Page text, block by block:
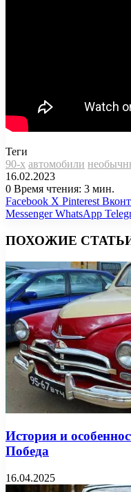
Теги
90-х автомобили
16.02.2023
0 Время чтения: 3 мин.
Facebook X Pinterest
Messenger WhatsApp
ПОХОЖИЕ
История и
Победа
16.04.2025